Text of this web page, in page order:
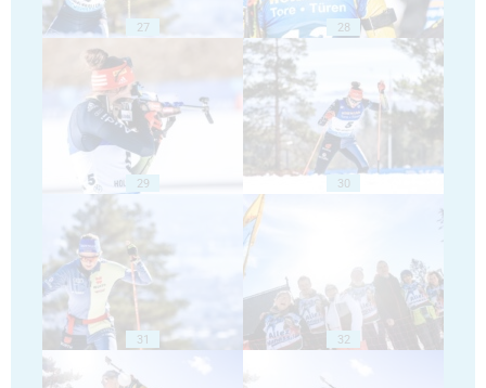
27 28
29 30
31 32